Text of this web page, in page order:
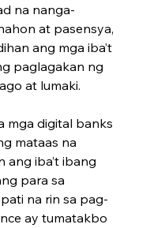
na nanga­
at pasensya,
ang mga iba’t
pagla­gakan ng
at lumaki.
mga digital banks
mataas na
ang iba’t ibang
para sa
na rin sa pag-
ay tumatakbo